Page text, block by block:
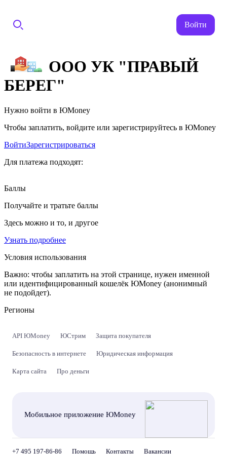
Войти
ООО УК "ПРАВЫЙ
БЕРЕГ"
Нужно войти в ЮMoney
Чтобы заплатить, войдите или зарегистрируйтесь в ЮMoney
ВойтиЗарегистрироваться
Для платежа подходят:
Баллы
Получайте и тратьте баллы
Здесь можно и то, и другое
Узнать подробнее
Условия использования
Важно: чтобы заплатить на этой странице, нужен именной
или идентифицированный кошелёк ЮMoney (анонимный
не подойдет).
Регионы
API ЮMoney ЮСтрим Защита покупателя
Безопасность в интернете Юридическая информация
Карта сайта Про деньги
Мобильное приложение ЮMoney
+7 495 197-86-86 Помощь Контакты Вакансии